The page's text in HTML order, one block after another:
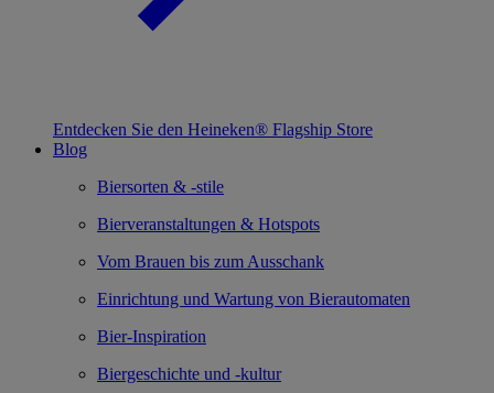
Entdecken Sie den Heineken® Flagship Store
Blog
Biersorten & -stile
Bierveranstaltungen & Hotspots
Vom Brauen bis zum Ausschank
Einrichtung und Wartung von Bierautomaten
Bier-Inspiration
Biergeschichte und -kultur